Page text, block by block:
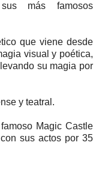
más famosos
que viene desde
visual y poética,
su magia por
y teatral.
Magic Castle
sus actos por 35